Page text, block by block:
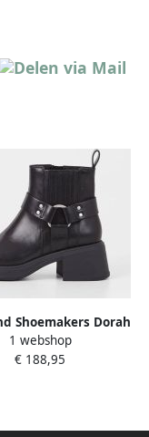
Shoemakers Dorah
Enkellaarzen Black
Dames
1 webshop
€ 188,95